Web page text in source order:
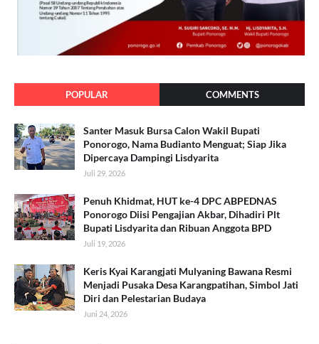
POPULAR COMMENTS
Santer Masuk Bursa Calon Wakil Bupati
Ponorogo, Nama Budianto Menguat; Siap Jika
Dipercaya Dampingi Lisdyarita
Juli 29, 2026
Penuh Khidmat, HUT ke-4 DPC ABPEDNAS
Ponorogo Diisi Pengajian Akbar, Dihadiri Plt
Bupati Lisdyarita dan Ribuan Anggota BPD
Juli 19, 2026
Keris Kyai Karangjati Mulyaning Bawana Resmi
Menjadi Pusaka Desa Karangpatihan, Simbol Jati
Diri dan Pelestarian Budaya
Juni 24, 2026